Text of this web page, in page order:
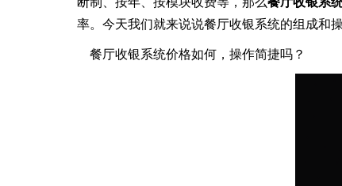
率。今天我们就来说说餐厅收银系统的组成和操
餐厅收银系统价格如何，操作简捷吗？